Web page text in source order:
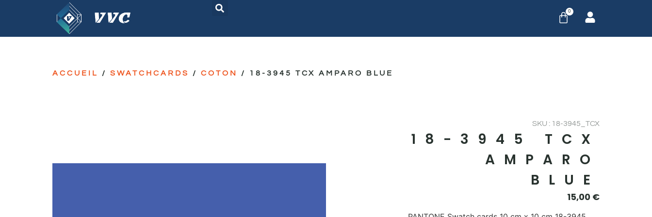
0
ACCUEIL / SWATCHCARDS / COTON / 18-3945 TCX AMPARO BLUE
SKU : 18-3945_TCX
18-3945 TCX
AMPARO
BLUE
15,00 €